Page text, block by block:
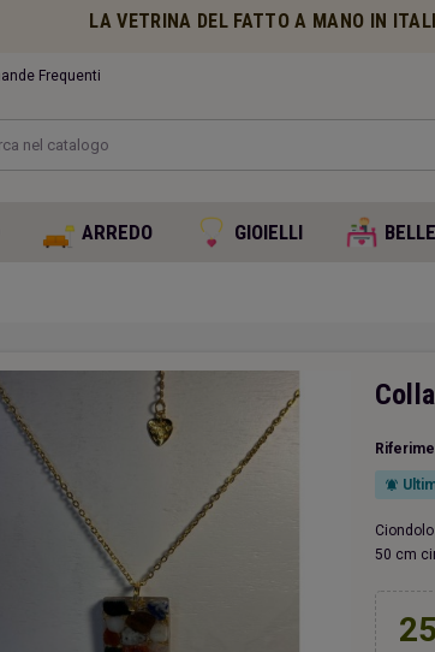
LA VETRINA DEL FATTO A MANO IN
Frequenti
ARREDO GIOIELLI
notifications_active
50 cm